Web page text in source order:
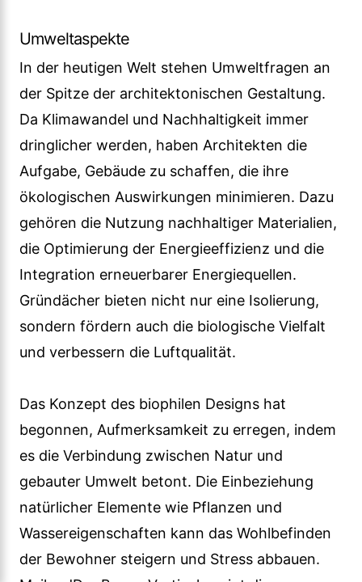
Umweltaspekte
In der heutigen Welt stehen Umweltfragen an
der Spitze der architektonischen Gestaltung.
Da Klimawandel und Nachhaltigkeit immer
dringlicher werden, haben Architekten die
Aufgabe, Gebäude zu schaffen, die ihre
ökologischen Auswirkungen minimieren. Dazu
gehören die Nutzung nachhaltiger Materialien,
die Optimierung der Energieeffizienz und die
Integration erneuerbarer Energiequellen.
Gründächer bieten nicht nur eine Isolierung,
sondern fördern auch die biologische Vielfalt
und verbessern die Luftqualität.
Das Konzept des biophilen Designs hat
begonnen, Aufmerksamkeit zu erregen, indem
es die Verbindung zwischen Natur und
gebauter Umwelt betont. Die Einbeziehung
natürlicher Elemente wie Pflanzen und
Wassereigenschaften kann das Wohlbefinden
der Bewohner steigern und Stress abbauen.